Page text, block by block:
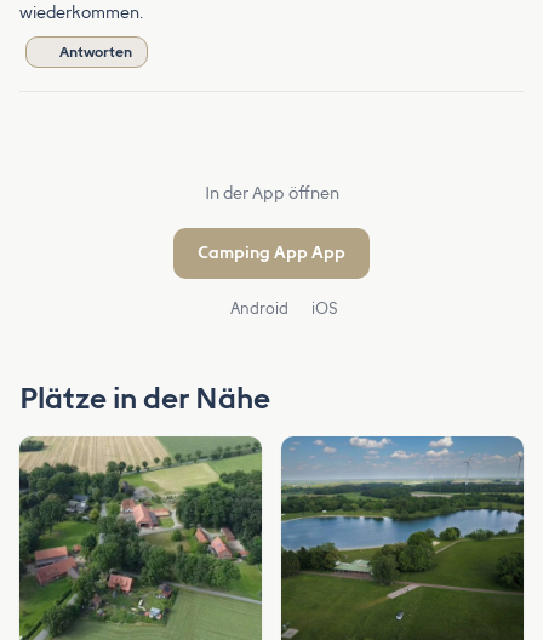
wiederkommen.
Antworten
In der App öffnen
Camping App App
Android iOS
Plätze in der Nähe